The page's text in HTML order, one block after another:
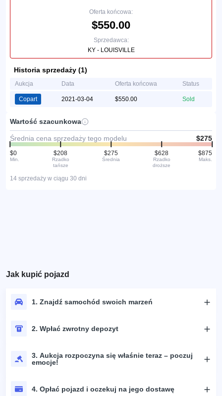
Oferta końcowa:
$550.00
Sprzedawca:
KY - LOUISVILLE
Historia sprzedaży (1)
Aukcja Data Oferta końcowa Status
Copart 2021-03-04 $550.00 Sold
Wartość szacunkowa
Średnia cena sprzedaży tego modelu $275
$0
Min.
$208
Rzadko
tańsze
$275
Średnia
$628
Rzadko
droższe
$875
Maks.
14 sprzedaży w ciągu 30 dni
Jak kupić pojazd
1. Znajdź samochód swoich marzeń
2. Wpłać zwrotny depozyt
3. Aukcja rozpoczyna się właśnie teraz – poczuj
emocje!
4. Opłać pojazd i oczekuj na jego dostawę